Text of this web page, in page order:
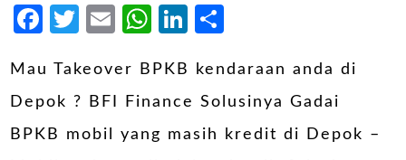
Facebook
Twitter
EmailWhatsApp
LinkedIn
Mau Takeover BPKB kendaraan anda di
Depok ? BFI Finance Solusinya Gadai
BPKB mobil yang masih kredit di Depok –